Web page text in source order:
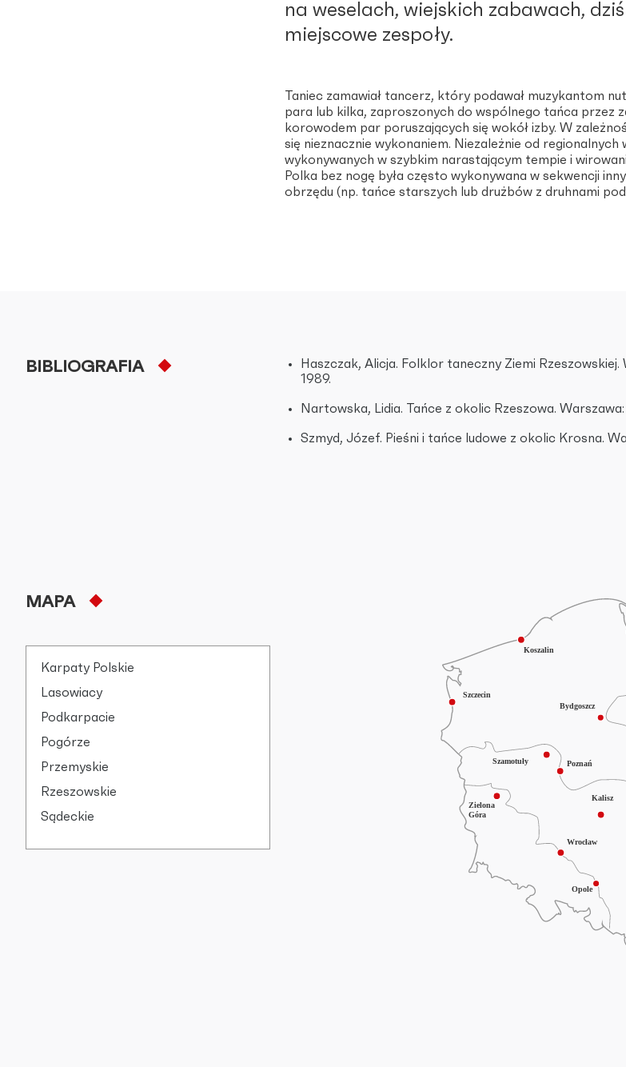
na weselach, wiejskich zabawach,
miejscowe zespoły.
Taniec zamawiał tancerz, który podawał muzykantom
para lub kilka, zaproszonych do wspólnego tańca przez
korowodem par poruszających się wokół izby. W
się nieznacznie wykonaniem. Niezależnie od
wykonywanych w szybkim narastającym tempie i
Polka bez nogę była często wykonywana w sekwencji
obrzędu (np. tańce starszych lub drużbów z druhnami
BIBLIOGRAFIA
Haszczak, Alicja. Folklor taneczny Ziemi
1989.
Nartowska, Lidia. Tańce z okolic Rzeszowa. Warszawa:
Szmyd, Józef. Pieśni i tańce ludowe z okolic Krosna.
MAPA
Karpaty Polskie
Lasowiacy
Podkarpacie
Pogórze
Przemyskie
Rzeszowskie
Sądeckie